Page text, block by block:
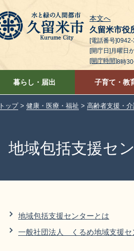
本文へ
久留米市役
[電話番号
[開庁日]月曜日
[開庁時間]8時
暮らし・届出 子育て・教
トップ> 健康・医療・福祉 > 高齢者支援・
地域包括支援セ
地域包括支援センターとは
一般社団法人 くるめ地域支援セ